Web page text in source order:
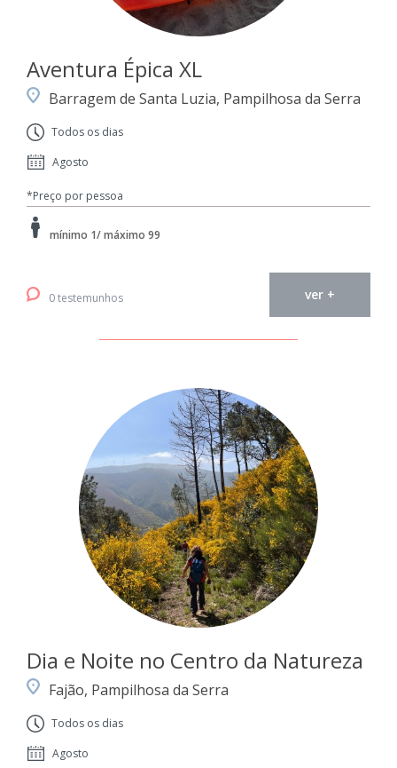
Aventura Épica XL
Barragem de Santa Luzia, Pampilhosa da Serra
Todos os dias
Agosto
*Preço por pessoa
mínimo 1/ máximo 99
0 testemunhos ver +
Dia e Noite no Centro da Natureza
Fajão, Pampilhosa da Serra
Todos os dias
Agosto